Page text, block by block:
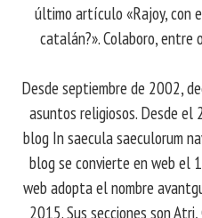
último artículo «Rajoy, con
catalán?». Colaboro, entre
Desde septiembre de 2002,
asuntos religiosos. Desde
blog In saecula saeculorum
blog se convierte en web el
web adopta el nombre
2015. Sus secciones son